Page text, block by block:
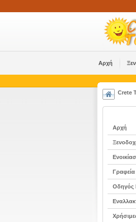
Αρχή
Crete
Αρχή
Οδηγός